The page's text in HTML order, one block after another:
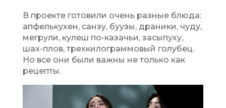
В проекте готовили очень разные блюда:
апфелькухен, санзу, буузы, драники, чуду,
мегрули, кулеш по-казачьи, засыпуху,
шах-плов, трехкилограммовый голубец.
Но все они были важны не только как
рецепты.